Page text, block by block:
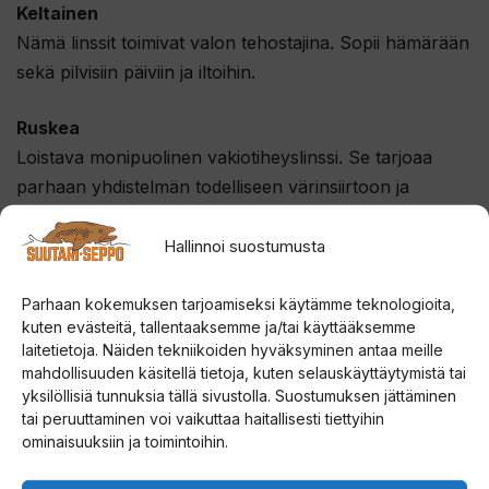
Hallinnoi suostumusta
Parhaan kokemuksen tarjoamiseksi käytämme teknologioita,
kuten evästeitä, tallentaaksemme ja/tai käyttääksemme
laitetietoja. Näiden tekniikoiden hyväksyminen antaa meille
mahdollisuuden käsitellä tietoja, kuten selauskäyttäytymistä tai
yksilöllisiä tunnuksia tällä sivustolla. Suostumuksen jättäminen
tai peruuttaminen voi vaikuttaa haitallisesti tiettyihin
ominaisuuksiin ja toimintoihin.
Keltainen
Nämä linssit toimivat valon tehostajina. Sopii hämärään
sekä pilvisiin päiviin ja iltoihin.
Ruskea
Loistava monipuolinen vakiotiheyslinssi. Se tarjoaa
parhaan yhdistelmän todelliseen värinsiirtoon ja
kontrastiin. Optimaalinen suorituskyky saavutetaan
aurinkoisessa ja kirkkaissa olosuhteissa.
Amber
Amber linssit on tarkoitettu heikkoon valaistukseen, ne
saavat ympäristön näyttämään kirkkaammalta.
Meripihkan sävy estää myös sinistä valoa.